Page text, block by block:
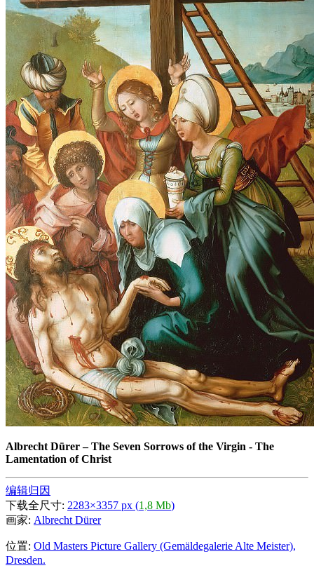
Albrecht Dürer–The Seven Sorrows of the Virgin - The
Lamentation of Christ
编辑归因
下载全尺寸: 2283×3357 px (1,8 Mb)
画家: Albrecht Dürer
位置: Old Masters Picture Gallery (Gemäldegalerie Alte Meister),
Dresden.